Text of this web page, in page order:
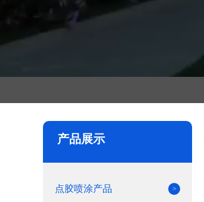
产品展示
点胶喷涂产品